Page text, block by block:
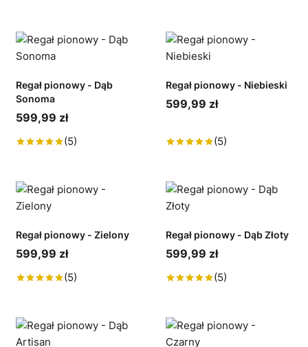
Regał pionowy - Dąb
Sonoma
599,99 zł
(5)
Regał pionowy - Niebieski
599,99 zł
(5)
Regał pionowy - Zielony
599,99 zł
(5)
Regał pionowy - Dąb Złoty
599,99 zł
(5)